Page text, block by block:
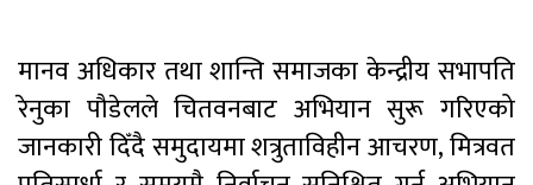
मानव अधिकार तथा शान्ति समाजका केन्द्रीय सभापति
रेनुका पौडेलले चितवनबाट अभियान सुरू गरिएको
जानकारी दिँदै समुदायमा शत्रुताविहीन आचरण, मित्रवत